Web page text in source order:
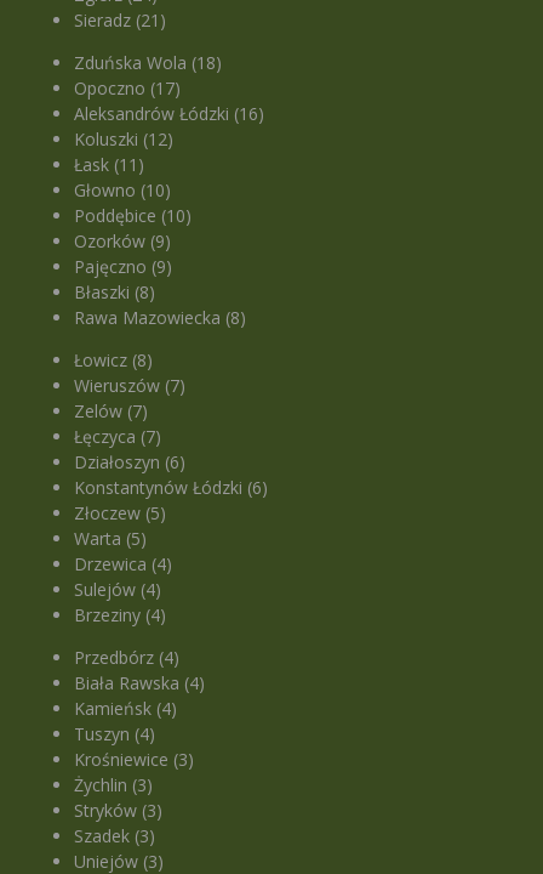
Sieradz (21)
Zduńska Wola (18)
Opoczno (17)
Aleksandrów Łódzki (16)
Koluszki (12)
Łask (11)
Głowno (10)
Poddębice (10)
Ozorków (9)
Pajęczno (9)
Błaszki (8)
Rawa Mazowiecka (8)
Łowicz (8)
Wieruszów (7)
Zelów (7)
Łęczyca (7)
Działoszyn (6)
Konstantynów Łódzki (6)
Złoczew (5)
Warta (5)
Drzewica (4)
Sulejów (4)
Brzeziny (4)
Przedbórz (4)
Biała Rawska (4)
Kamieńsk (4)
Tuszyn (4)
Krośniewice (3)
Żychlin (3)
Stryków (3)
Szadek (3)
Uniejów (3)